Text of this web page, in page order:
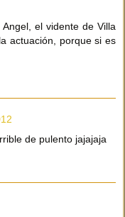
el vidente de Villa
actuación, porque si es
de pulento jajajaja